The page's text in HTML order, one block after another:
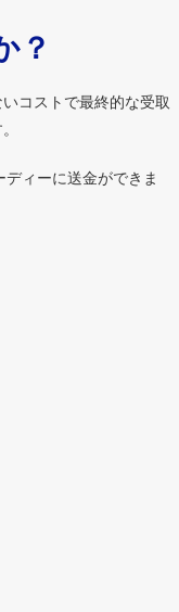
？
コストで最終的な受取
ィーに送金ができま